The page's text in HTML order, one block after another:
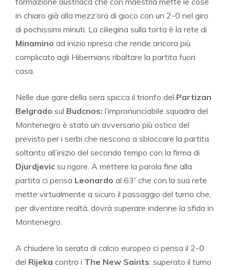
in chiaro già alla mezz’ora di gioco con un 2-0 nel giro
di pochissimi minuti. La ciliegina sulla torta è la rete di
Minamino ad inizio ripresa che rende ancora più
complicato agli Hibernians ribaltare la partita fuori
casa.
Nelle due gare della sera spicca il trionfo del Partizan
Belgrado sul Budcnos: l’impronunciabile squadra del
Montenegro è stato un avversario più ostico del
previsto per i serbi che riescono a sbloccare la partita
soltanto all’inizio del secondo tempo con la firma di
Djurdjevic su rigore. A mettere la parola fine alla
partita ci pensa Leonardo al 63′ che con la sua rete
mette virtualmente a sicuro il passaggio del turno che,
per diventare realtà, dovrà superare indenne la sfida in
Montenegro.
A chiudere la serata di calcio europeo ci pensa il 2-0
del Rijeka contro i The New Saints: superato il turno